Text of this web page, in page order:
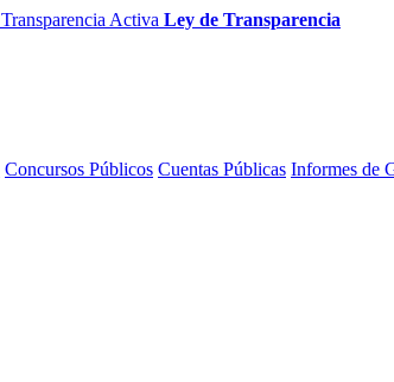
Transparencia Activa Ley de Transparencia
Concursos Públicos Cuentas Públicas Informes de